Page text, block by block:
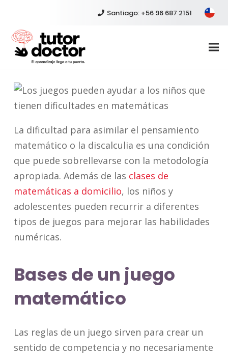
Santiago: +56 96 687 2151
La dificultad para asimilar el pensamiento
matemático o la discalculia es una condición
que puede sobrellevarse con la metodología
apropiada. Además de las clases de
matemáticas a domicilio, los niños y
adolescentes pueden recurrir a diferentes
tipos de juegos para mejorar las habilidades
numéricas.
Bases de un juego
matemático
Las reglas de un juego sirven para crear un
sentido de competencia y no necesariamente